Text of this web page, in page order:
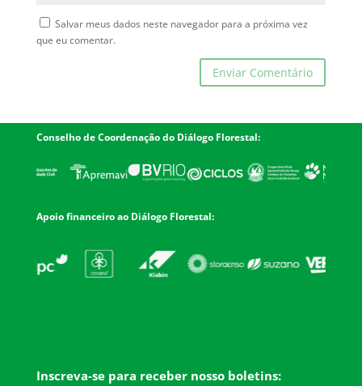
Salvar meus dados neste navegador para a próxima vez
que eu comentar.
Conselho de Coordenação do Diálogo Florestal:
Apoio financeiro ao Diálogo Florestal:
Inscreva-se para receber nosso boletins: